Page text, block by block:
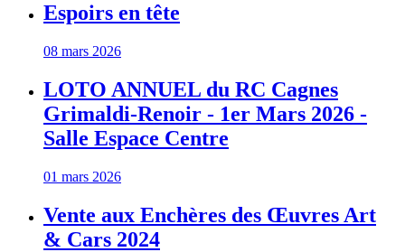
Espoirs en tête
08 mars 2026
LOTO ANNUEL du RC Cagnes
Grimaldi-Renoir - 1er Mars 2026 -
Salle Espace Centre
01 mars 2026
Vente aux Enchères des Œuvres Art
& Cars 2024